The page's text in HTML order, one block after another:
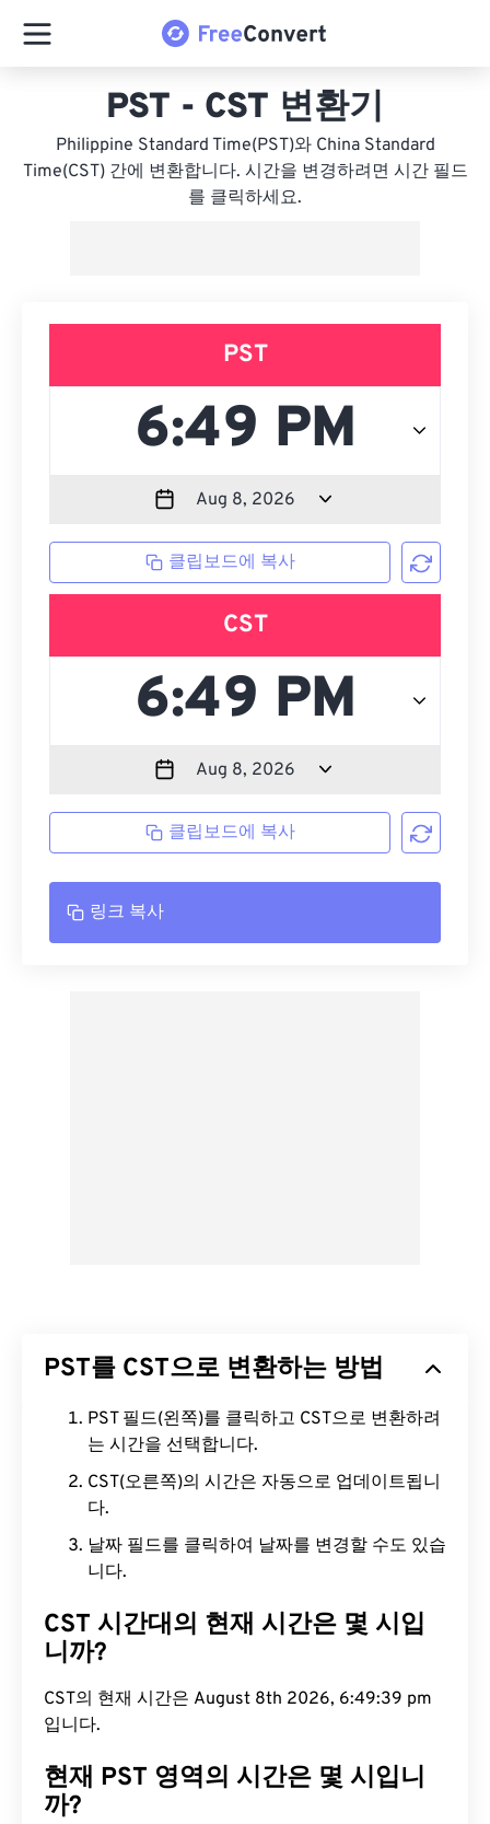
PST - CST 변환기
Philippine Standard Time(PST)와 China Standard
Time(CST) 간에 변환합니다. 시간을 변경하려면 시간 필드
를 클릭하세요.
PST
클립보드에 복사
CST
클립보드에 복사
링크 복사
PST를 CST으로 변환하는 방법
PST 필드(왼쪽)를 클릭하고 CST으로 변환하려
는 시간을 선택합니다.
CST(오른쪽)의 시간은 자동으로 업데이트됩니
다.
날짜 필드를 클릭하여 날짜를 변경할 수도 있습
니다.
CST 시간대의 현재 시간은 몇 시입
니까?
CST의 현재 시간은 August 8th 2026, 6:49:40 pm
입니다.
현재 PST 영역의 시간은 몇 시입니
까?